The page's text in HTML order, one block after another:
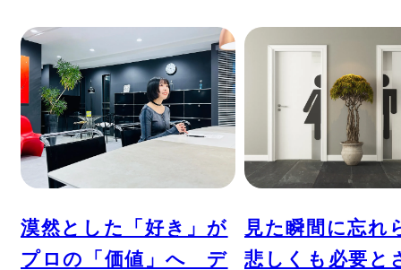
漠然とした「好き」が
プロの「価値」へ デ
見た瞬間に忘れ
悲しくも必要と